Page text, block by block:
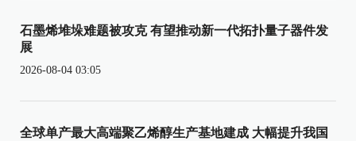
石墨烯堆垛难题被攻克 有望推动新一代拓扑量子器件发
展
2026-08-04 03:05
全球单产最大高端聚乙烯醇生产基地建成 大幅提升我国